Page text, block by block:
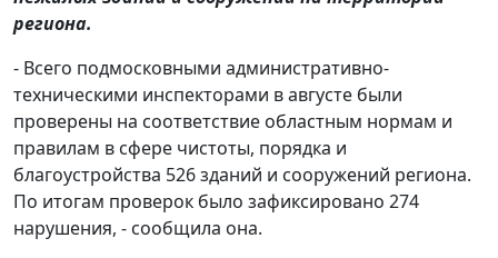
региона.
- Всего подмосковными административно-
техническими инспекторами в августе были
проверены на соответствие областным нормам и
правилам в сфере чистоты, порядка и
благоустройства 526 зданий и сооружений региона.
По итогам проверок было зафиксировано 274
нарушения, - сообщила она.